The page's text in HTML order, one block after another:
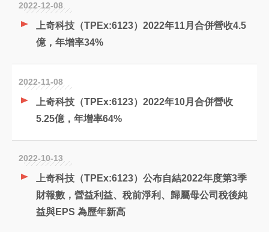
2022-12-08
上奇科技（TPEx:6123）2022年11月合併營收4.5
億，年增率34%
2022-11-08
上奇科技（TPEx:6123）2022年10月合併營收
5.25億，年增率64%
2022-10-13
上奇科技（TPEx:6123）公布自結2022年度第3季
財報數，營益利益、稅前淨利、歸屬母公司稅後純
益與EPS 為歷年新高